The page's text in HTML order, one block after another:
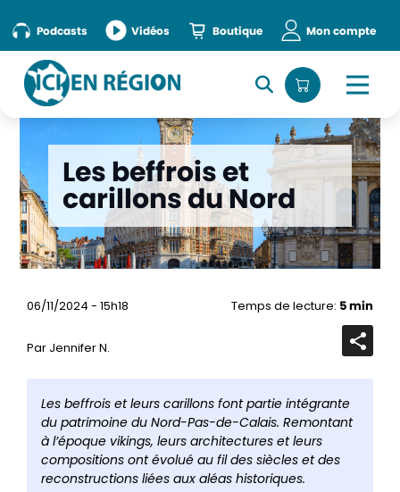
Podcasts Vidéos Boutique Mon compte
Les beffrois et
carillons du Nord
06/11/2024 - 15h18 Temps de lecture: 5 min
Par Jennifer N.
Ouvrir/
barre
Les beffrois et leurs carillons font partie intégrante
du patrimoine du Nord-Pas-de-Calais. Remontant
à l’époque vikings, leurs architectures et leurs
compositions ont évolué au fil des siècles et des
reconstructions liées aux aléas historiques.